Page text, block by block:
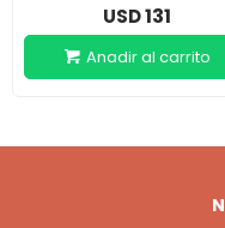
USD131